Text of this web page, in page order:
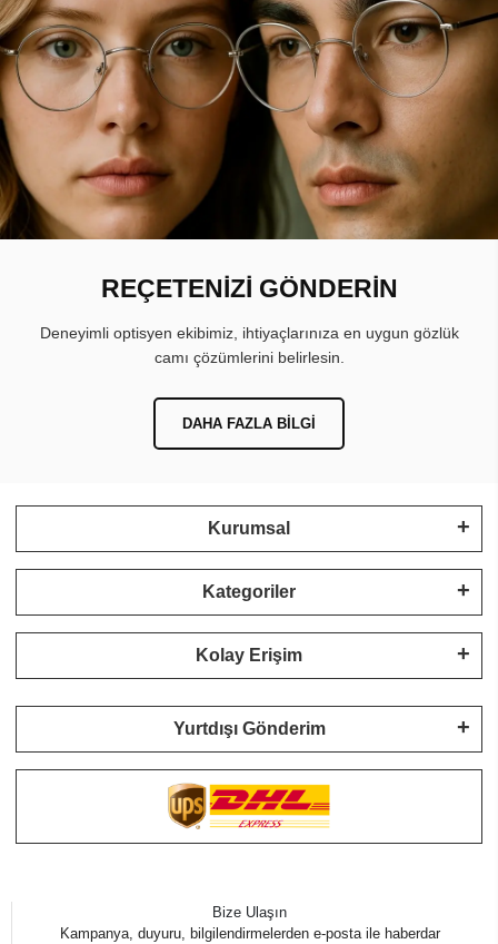
REÇETENİZİ GÖNDERİN
Deneyimli optisyen ekibimiz, ihtiyaçlarınıza en uygun gözlük
camı çözümlerini belirlesin.
DAHA FAZLA BILGI
Kurumsal
Kategoriler
Kolay Erişim
Yurtdışı Gönderim
Bize Ulaşın
Kampanya, duyuru, bilgilendirmelerden e-posta ile haberdar